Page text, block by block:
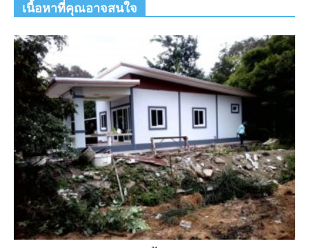
เนื้อหาที่คุณอาจสนใจ